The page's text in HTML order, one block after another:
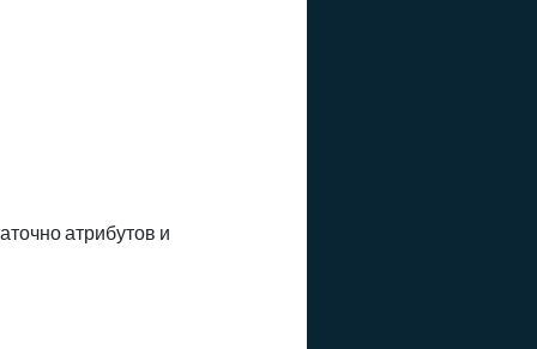
атрибутов и